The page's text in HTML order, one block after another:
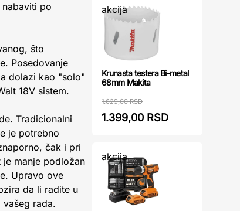
po
što
Posedovanje
dolazi kao "solo"
18V sistem.
Tradicionalni
je potrebno
čak i pri
manje podložan
Upravo ove
da li radite u
rada.
akcija
Krunasta testera Bi-metal
68mm Makita
1.629,00 RSD
1.399,00 RSD
akcija